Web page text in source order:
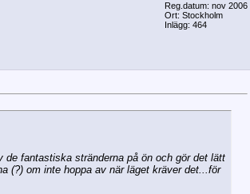
Reg.datum: nov 2006
Ort: Stockholm
Inlägg: 464
fantastiska stränderna på ön och gör det lätt
(?) om inte hoppa av när läget kräver det...för